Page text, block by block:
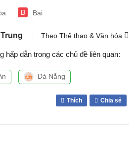
B Bại
Theo Thể thao & Văn hóa
hấp dẫn trong các chủ đề liên quan:
Đà Nẵng
Thích Chia sẻ